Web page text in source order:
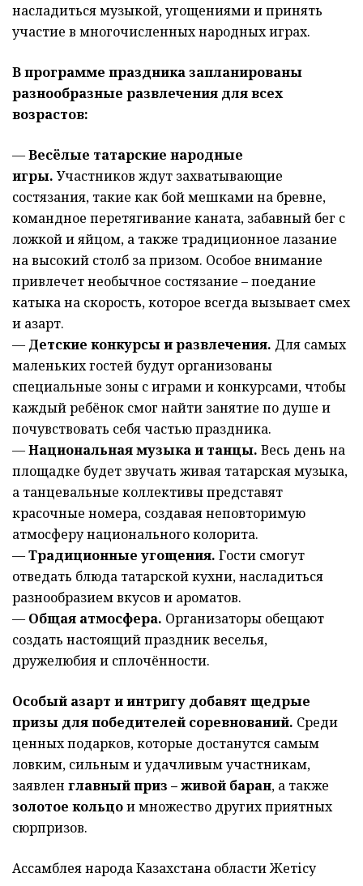
насладиться музыкой, угощениями и принять
участие в многочисленных народных играх.
В программе праздника запланированы
разнообразные развлечения для всех
возрастов:
—Весёлые татарские народные
игры. Участников ждут захватывающие
состязания, такие как бой мешками на бревне,
командное перетягивание каната, забавный бег с
ложкой и яйцом, а также традиционное лазание
на высокий столб за призом. Особое внимание
привлечет необычное состязание – поедание
катыка на скорость, которое всегда вызывает смех
и азарт.
— Детские конкурсы и развлечения. Для самых
маленьких гостей будут организованы
специальные зоны с играми и конкурсами, чтобы
каждый ребёнок смог найти занятие по душе и
почувствовать себя частью праздника.
—Национальная музыка и танцы. Весь день на
площадке будет звучать живая татарская музыка,
а танцевальные коллективы представят
красочные номера, создавая неповторимую
атмосферу национального колорита.
—Традиционные угощения. Гости смогут
отведать блюда татарской кухни, насладиться
разнообразием вкусов и ароматов.
— Общая атмосфера. Организаторы обещают
создать настоящий праздник веселья,
дружелюбия и сплочённости.
Особый азарт и интригу добавят щедрые
призы для победителей соревнований. Среди
ценных подарков, которые достанутся самым
ловким, сильным и удачливым участникам,
заявлен главный приз – живой баран, а также
золотое кольцои множество других приятных
сюрпризов.
Ассамблея народа Казахстана области Жетісу